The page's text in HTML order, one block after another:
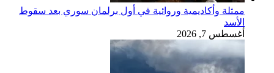
ممثلة وأكاديمية وروائية في أول برلمان سوري بعد سقوط
الأسد
أغسطس 7, 2026